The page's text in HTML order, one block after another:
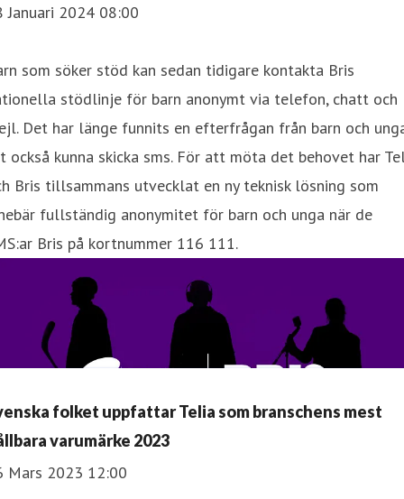
Januari 2024 08:00
som söker stöd kan sedan tidigare kontakta Bris
stödlinje för barn anonymt via telefon, chatt och
Det har länge funnits en efterfrågan från barn och
också kunna skicka sms. För att möta det behovet har
Bris tillsammans utvecklat en ny teknisk lösning som
fullständig anonymitet för barn och unga när de
Bris på kortnummer 116 111.
folket uppfattar Telia som branschens mest
varumärke 2023
Mars 2023 12:00